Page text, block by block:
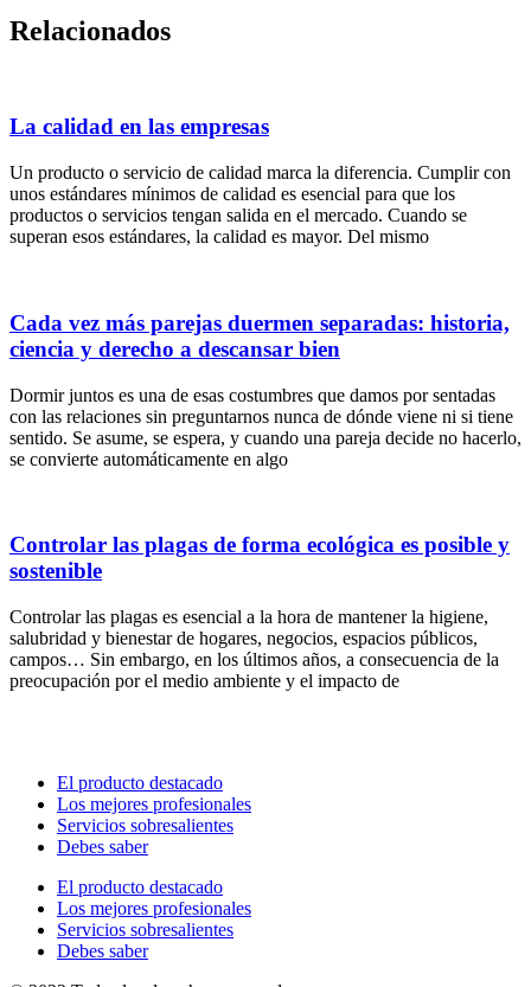
Relacionados
La calidad en las empresas
Un producto o servicio de calidad marca la diferencia. Cumplir con
unos estándares mínimos de calidad es esencial para que los
productos o servicios tengan salida en el mercado. Cuando se
superan esos estándares, la calidad es mayor. Del mismo
Cada vez más parejas duermen separadas: historia,
ciencia y derecho a descansar bien
Dormir juntos es una de esas costumbres que damos por sentadas
con las relaciones sin preguntarnos nunca de dónde viene ni si tiene
sentido. Se asume, se espera, y cuando una pareja decide no hacerlo,
se convierte automáticamente en algo
Controlar las plagas de forma ecológica es posible y
sostenible
Controlar las plagas es esencial a la hora de mantener la higiene,
salubridad y bienestar de hogares, negocios, espacios públicos,
campos… Sin embargo, en los últimos años, a consecuencia de la
preocupación por el medio ambiente y el impacto de
El producto destacado
Los mejores profesionales
Servicios sobresalientes
Debes saber
El producto destacado
Los mejores profesionales
Servicios sobresalientes
Debes saber